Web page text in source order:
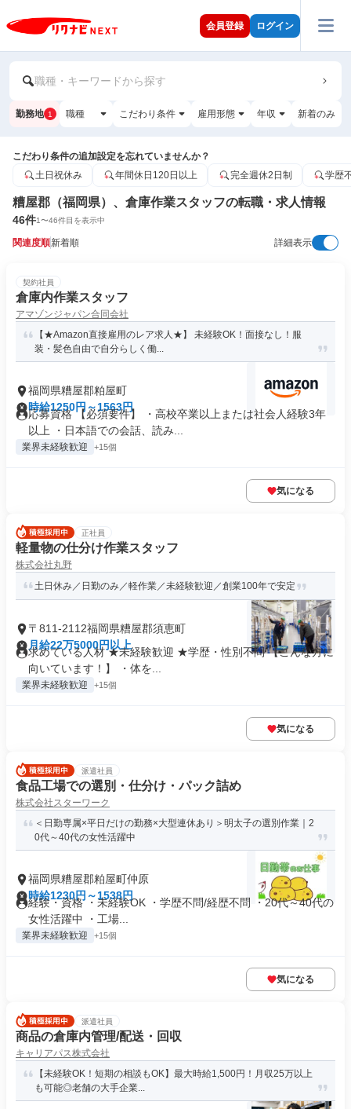
会員登録 ログイン
職種・キーワードから探す
勤務地 1 職種 こだわり条件 雇用形態 年収 新着のみ
こだわり条件の追加設定を忘れていませんか？
土日祝休み
年間休日120日以上 完全週休2日制 学歴
糟屋郡（福岡県）、倉庫作業スタッフの転職・求人情報
46件1〜46件目を表示中
関連度順新着順 詳細表示
契約社員
倉庫内作業スタッフ
アマゾンジャパン合同会社
【★Amazon直接雇用のレア求人★】 未経験OK！面接なし！服
装・髪色自由で自分らしく働...
福岡県糟屋郡粕屋町
時給1250円～1563円
応募資格 【必須要件】 ・高校卒業以上または社会人経験3年
以上 ・日本語での会話、読み...
業界未経験歓迎 +15個
気になる
正社員
軽量物の仕分け作業スタッフ
株式会社丸野
土日休み／日勤のみ／軽作業／未経験歓迎／創業100年で安定
〒811-2112福岡県糟屋郡須恵町
月給22万5000円以上
求めている人材 ★未経験歓迎 ★学歴・性別不問 【こんな方に
向いています！】 ・体を...
業界未経験歓迎 +15個
気になる
派遣社員
食品工場での選別・仕分け・パック詰め
株式会社スターワーク
＜日勤専属×平日だけの勤務×大型連休あり＞明太子の選別作業｜2
0代～40代の女性活躍中
福岡県糟屋郡粕屋町仲原
時給1230円～1538円
経験・資格 ・未経験OK ・学歴不問/経歴不問 ・20代～40代の
女性活躍中 ・工場...
業界未経験歓迎 +15個
気になる
派遣社員
商品の倉庫内管理/配送・回収
キャリアパス株式会社
【未経験OK！短期の相談もOK】最大時給1,500円！月収25万以上
も可能◎老舗の大手企業...